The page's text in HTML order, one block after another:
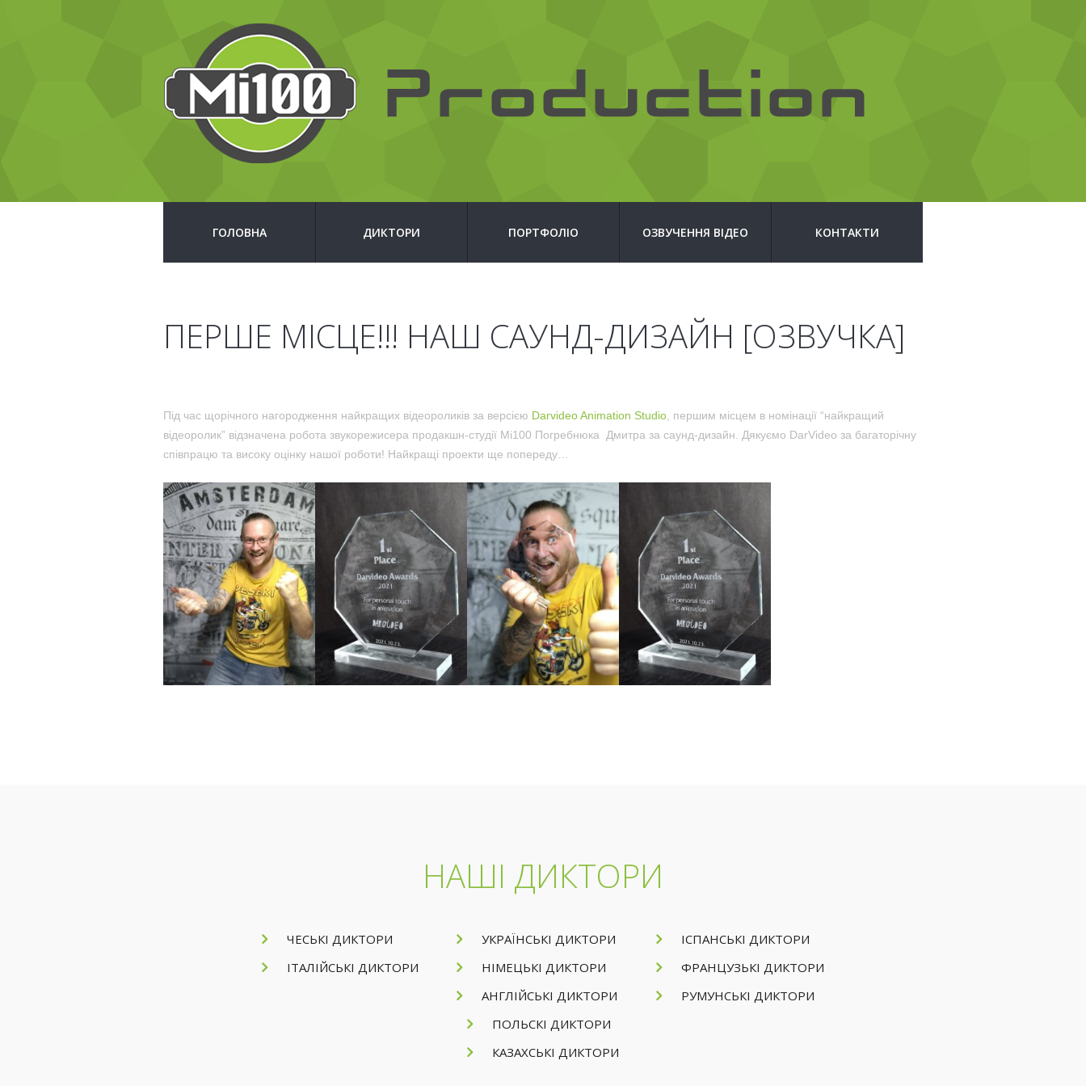
ГОЛОВНА ДИКТОРИ ПОРТФОЛІО ОЗВУЧЕННЯ ВІДЕО КОНТАКТИ
ПЕРШЕ МІСЦЕ!!! НАШ САУНД-ДИЗАЙН [ОЗВУЧКА]
Під час щорічного нагородження найкращих відеороликів за версією Darvideo Animation Studio , першим місцем в номінації “найкращий
відеоролик” відзначена робота звукорежисера продакшн-студії Мі100 Погребнюка Дмитра за саунд-дизайн. Дякуємо DarVideo за багаторічну
співпрацю та високу оцінку нашої роботи! Найкращі проекти ще попереду…
НАШІ ДИКТОРИ
ЧЕСЬКІ ДИКТОРИ
ІТАЛІЙСЬКІ ДИКТОРИ
УКРАЇНСЬКІ ДИКТОРИ
НІМЕЦЬКІ ДИКТОРИ
АНГЛІЙСЬКІ ДИКТОРИ
ІСПАНСЬКІ ДИКТОРИ
ФРАНЦУЗЬКІ ДИКТОРИ
РУМУНСЬКІ ДИКТОРИ
ПОЛЬСКІ ДИКТОРИ
КАЗАХСЬКІ ДИКТОРИ